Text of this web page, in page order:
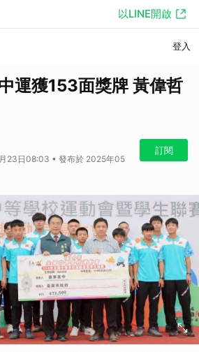
以LINE開啟
登入
運獲153面獎牌 黃偉哲
23日08:03 • 發布於 2025年05
訂閱